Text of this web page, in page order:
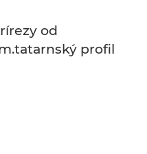
od
profil